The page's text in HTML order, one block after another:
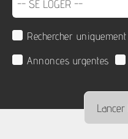
Rechercher
Annonces urgentes